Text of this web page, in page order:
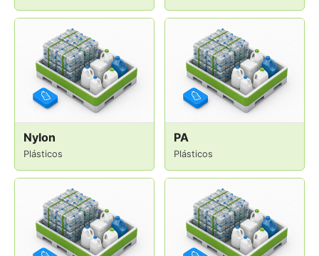
Nylon
Plásticos
PA
Plásticos